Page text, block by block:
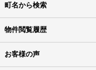
町名から検索
物件閲覧履歴
お客様の声